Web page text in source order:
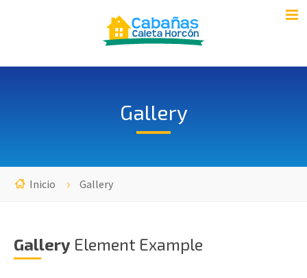
Gallery
Inicio Gallery
Gallery Element Example